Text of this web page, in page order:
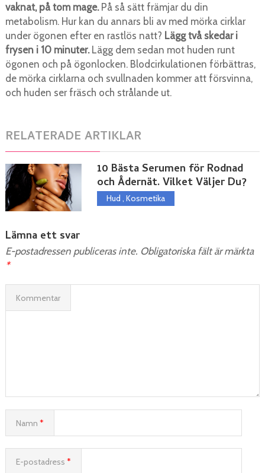
vaknat, på tom mage.På så sätt främjar du din
metabolism. Hur kan du annars bli av med mörka cirklar
under ögonen efter en rastlös natt? Lägg två skedar i
frysen i 10 minuter.Lägg dem sedan mot huden runt
ögonen och på ögonlocken. Blodcirkulationen förbättras,
de mörka cirklarna och svullnaden kommer att försvinna,
och huden ser fräsch och strålande ut.
RELATERADE ARTIKLAR
10 Bästa Serumen för Rodnad
och Ådernät. Vilket Väljer Du?
Hud , Kosmetika
Lämna ett svar
E-postadressen publiceras inte. Obligatoriska fält är märkta
*
Kommentar
Namn *
E-postadress *